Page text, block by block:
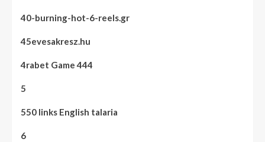
40-burning-hot-6-reels.gr
45evesakresz.hu
4rabet Game 444
5
550 links English talaria
6